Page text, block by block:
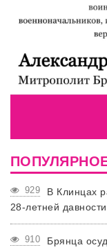
929
В Клинцах
28-летней давности
910
Брянца